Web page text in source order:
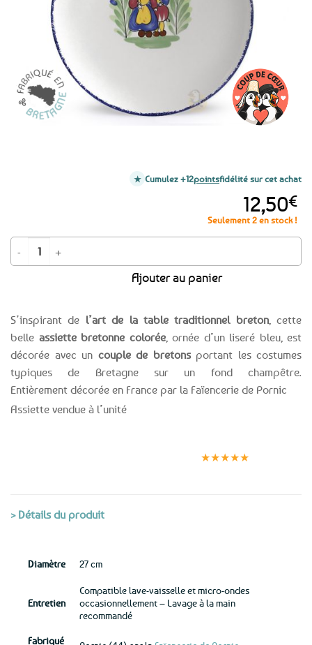
S’inspirant de l’art de la table traditionnel breton, cette
belle assiette bretonne colorée, ornée d’un liseré bleu, est
décorée avec un couple de bretons portant les costumes
typiques de Bretagne sur un fond champêtre.
Entièrement décorée en France par la Faïencerie de Pornic
Assiette vendue à l’unité
12,50€
Seulement 2 en stock !
quantité de Assiette ronde - Couple de Bretons
Ajouter au panier
Cumulez +12pointsfidélité sur cet achat
★★★★★
> Détails du produit
Diamètre 27 cm
Entretien
Compatible lave-vaisselle et micro-ondes
occasionnellement – Lavage à la main
recommandé
Fabriqué